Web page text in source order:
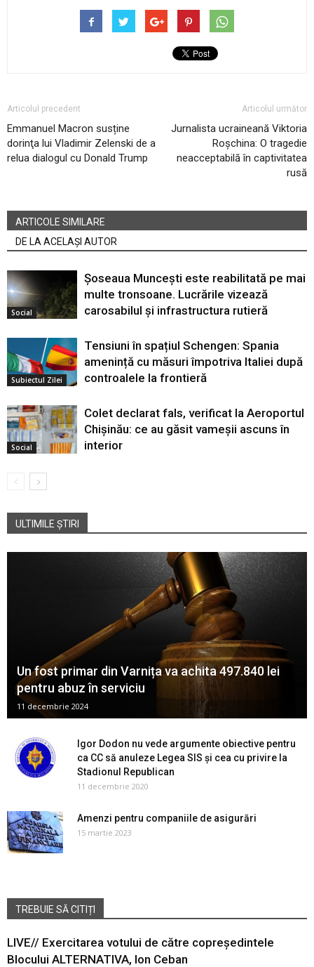
Articolul precedent
Emmanuel Macron susține
dorinţa lui Vladimir Zelenski de a
relua dialogul cu Donald Trump
Articolul următor
Jurnalista ucraineană Viktoria
Roșchina: O tragedie
neacceptabilă în captivitatea
rusă
ARTICOLE SIMILARE
DE LA ACELAȘI AUTOR
Social
Șoseaua Muncești este reabilitată pe mai
multe tronsoane. Lucrările vizează
carosabilul și infrastructura rutieră
Subiectul Zilei
Tensiuni în spațiul Schengen: Spania
amenință cu măsuri împotriva Italiei după
controalele la frontieră
Social
Colet declarat fals, verificat la Aeroportul
Chișinău: ce au găsit vameșii ascuns în
interior
ULTIMILE ȘTIRI
Un fost primar din Varnița va achita 497.840 lei
pentru abuz în serviciu
11 decembrie 2024
Igor Dodon nu vede argumente obiective pentru
ca CC să anuleze Legea SIS și cea cu privire la
Stadionul Republican
11 decembrie 2020
Amenzi pentru companiile de asigurări
15 martie 2023
TREBUIE SĂ CITIȚI
LIVE// Exercitarea votului de către copreședintele
Blocului ALTERNATIVA, Ion Ceban